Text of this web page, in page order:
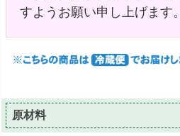
すようお願い申し上げます。
原材料